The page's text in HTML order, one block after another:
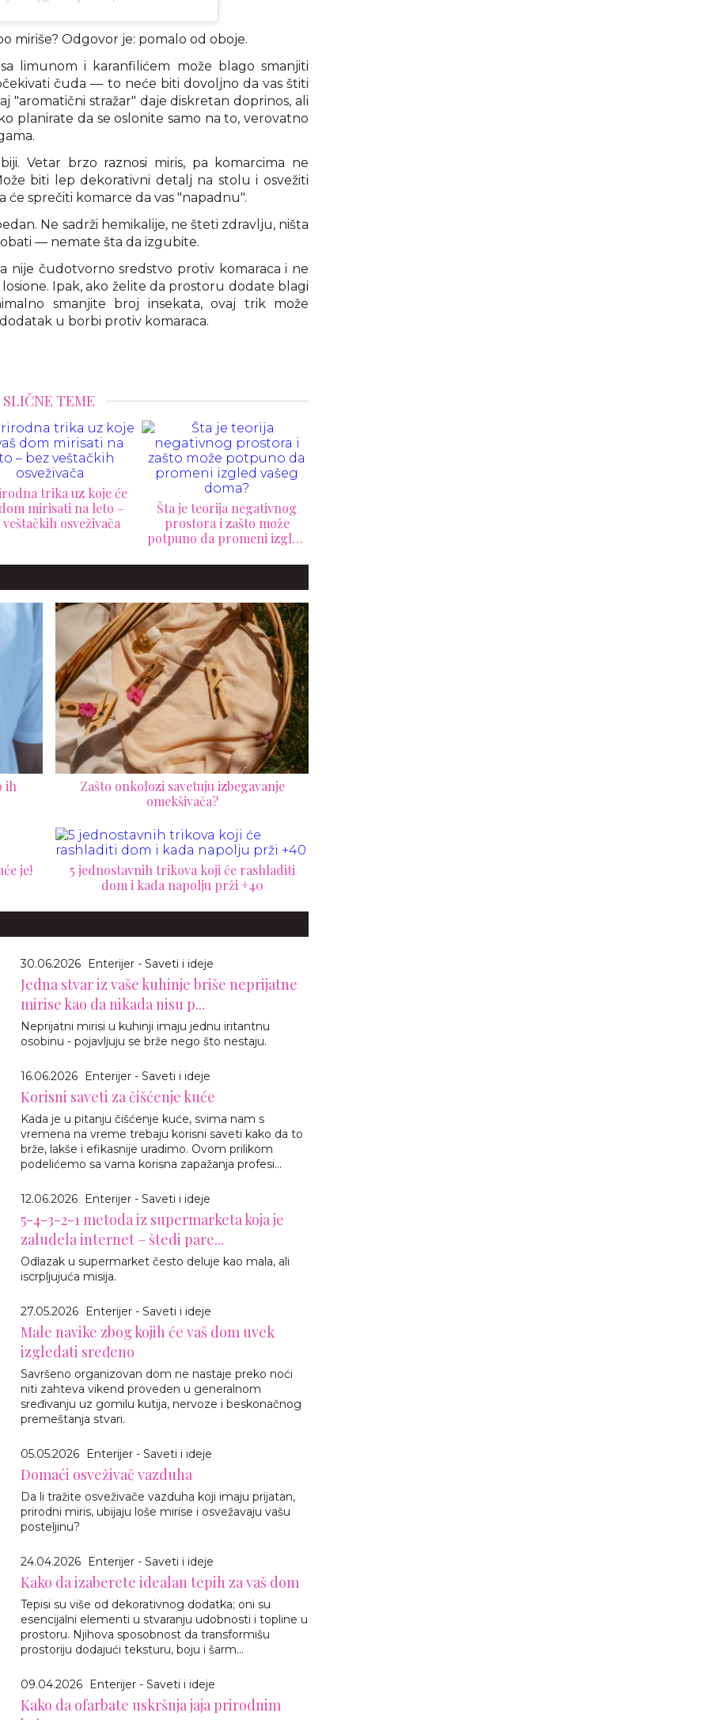
miriše? Odgovor je: pomalo od oboje.
limunom i karanfilićem može blago smanjiti
čuda — to neće biti dovoljno da vas štiti
"aromatični stražar" daje diskretan doprinos, ali
planirate da se oslonite samo na to, verovatno
Vetar brzo raznosi miris, pa komarcima ne
biti lep dekorativni detalj na stolu i osvežiti
će sprečiti komarce da vas "napadnu".
Ne sadrži hemikalije, ne šteti zdravlju, ništa
— nemate šta da izgubite.
nije čudotvorno sredstvo protiv komaraca i ne
Ipak, ako želite da prostoru dodate blagi
smanjite broj insekata, ovaj trik može
u borbi protiv komaraca.
SLIČNE TEME
je teorija negativnog
i zašto može
Kako organizovati
neurednu sobu za samo 30
minuta
ih
Zašto onkolozi savetuju izbegavanje
omekšivača?
je!
5 jednostavnih trikova koji će rashladiti
dom i kada napolju prži +40
30.06.2026 Enterijer - Saveti i ideje
Jedna stvar iz vaše kuhinje briše neprijatne
mirise kao da nikada nisu p...
Neprijatni mirisi u kuhinji imaju jednu iritantnu
osobinu - pojavljuju se brže nego što nestaju.
16.06.2026 Enterijer - Saveti i ideje
Korisni saveti za čišćenje kuće
Kada je u pitanju čišćenje kuće, svima nam s
vremena na vreme trebaju korisni saveti kako da to
brže, lakše i efikasnije uradimo. Ovom prilikom
podelićemo sa vama korisna zapažanja profesi...
12.06.2026 Enterijer - Saveti i ideje
5-4-3-2-1 metoda iz supermarketa koja je
zaludela internet – štedi pare...
Odlazak u supermarket često deluje kao mala, ali
iscrpljujuća misija.
27.05.2026 Enterijer - Saveti i ideje
Male navike zbog kojih će vaš dom uvek
izgledati sređeno
Savršeno organizovan dom ne nastaje preko noći
niti zahteva vikend proveden u generalnom
sređivanju uz gomilu kutija, nervoze i beskonačnog
premeštanja stvari.
05.05.2026 Enterijer - Saveti i ideje
Domaći osveživač vazduha
Da li tražite osveživače vazduha koji imaju prijatan,
prirodni miris, ubijaju loše mirise i osvežavaju vašu
posteljinu?
24.04.2026 Enterijer - Saveti i ideje
Kako da izaberete idealan tepih za vaš dom
Tepisi su više od dekorativnog dodatka; oni su
esencijalni elementi u stvaranju udobnosti i topline u
prostoru. Njihova sposobnost da transformišu
prostoriju dodajući teksturu, boju i šarm...
09.04.2026 Enterijer - Saveti i ideje
Kako da ofarbate uskršnja jaja prirodnim